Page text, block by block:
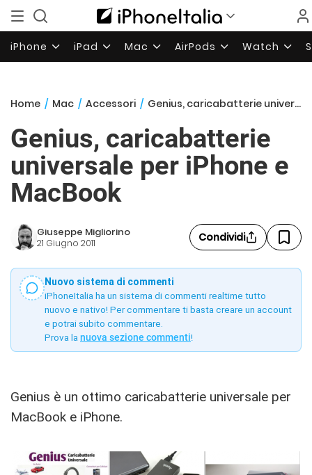
iPhone iPad Mac AirPods Watch
Home / Mac / Accessori / Genius, caricabatterie universale per iPhone e MacBook
Genius, caricabatterie
universale per iPhone e
MacBook
Giuseppe Migliorino
21 Giugno 2011 Condividi
Nuovo sistema di commenti
iPhoneItalia ha un sistema di commenti realtime tutto
nuovo e nativo! Per commentare ti basta creare un account
e potrai subito commentare.
Prova la nuova sezione commenti!
Genius è un ottimo caricabatterie universale per
MacBook e iPhone.